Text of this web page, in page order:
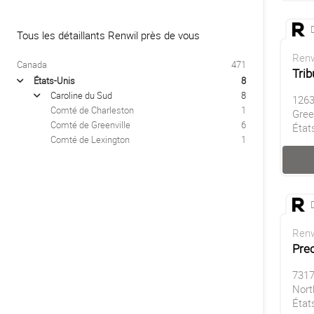
Tous les détaillants Renwil près de vous
Canada 471
arrow États-Unis 8
arrow Caroline du Sud
8
Comté de Charleston
1
Comté de Greenville
6
Comté de Lexington
1